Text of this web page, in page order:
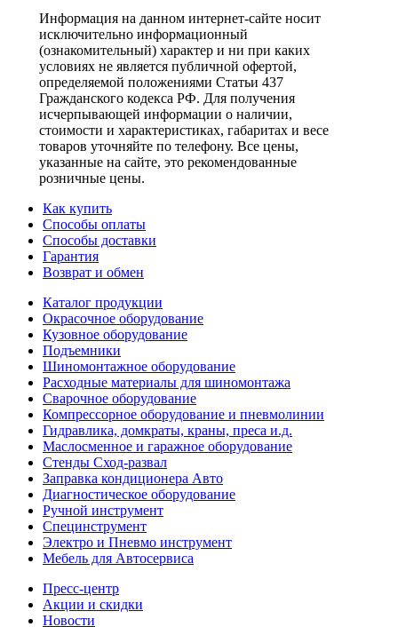
Информация на данном интернет-сайте носит
исключительно информационный
(ознакомительный) характер и ни при каких
условиях не является публичной офертой,
определяемой положениями Статьи 437
Гражданского кодекса РФ. Для получения
исчерпывающей информации о наличии,
стоимости и характеристиках, габаритах и весе
товаров уточняйте по телефону. Все цены,
указанные на сайте, это рекомендованные
розничные цены.
Как купить
Способы оплаты
Способы доставки
Гарантия
Возврат и обмен
Каталог продукции
Окрасочное оборудование
Кузовное оборудование
Подъемники
Шиномонтажное оборудование
Расходные материалы для шиномонтажа
Сварочное оборудование
Компрессорное оборудование и пневмолинии
Гидравлика, домкраты, краны, преса и.д.
Маслосменное и гаражное оборудование
Стенды Сход-развал
Заправка кондиционера Авто
Диагностическое оборудование
Ручной инструмент
Специнструмент
Электро и Пневмо инструмент
Мебель для Автосервиса
Пресс-центр
Акции и скидки
Новости